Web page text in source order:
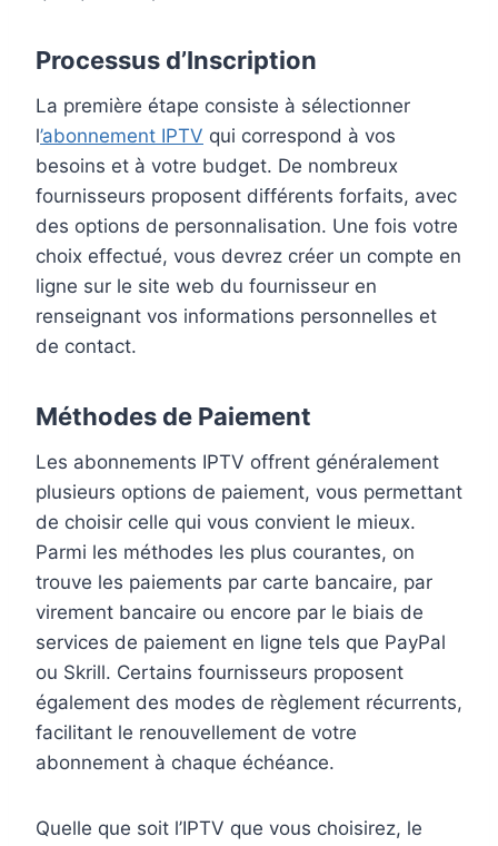
Processus d’Inscription
La première étape consiste à sélectionner
l’abonnement IPTV qui correspond à vos
besoins et à votre budget. De nombreux
fournisseurs proposent différents forfaits, avec
des options de personnalisation. Une fois votre
choix effectué, vous devrez créer un compte en
ligne sur le site web du fournisseur en
renseignant vos informations personnelles et
de contact.
Méthodes de Paiement
Les abonnements IPTV offrent généralement
plusieurs options de paiement, vous permettant
de choisir celle qui vous convient le mieux.
Parmi les méthodes les plus courantes, on
trouve les paiements par carte bancaire, par
virement bancaire ou encore par le biais de
services de paiement en ligne tels que PayPal
ou Skrill. Certains fournisseurs proposent
également des modes de règlement récurrents,
facilitant le renouvellement de votre
abonnement à chaque échéance.
Quelle que soit l’IPTV que vous choisirez, le